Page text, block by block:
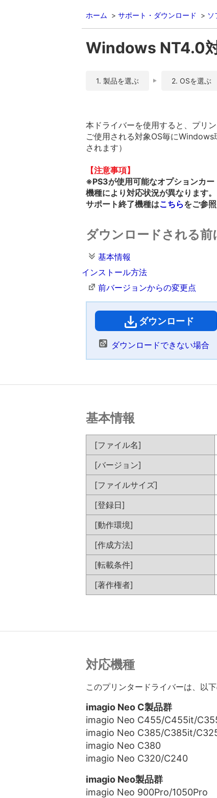
ホーム サポート・ダウンロード ソ
Windows NT4.0
1. 製品を選ぶ 2. OSを選ぶ
本ドライバーを使用すると、プリ
ご使用される対象OS毎に
されます）
【注意事項】
※PS3が使用可能なオプションカー
機種により対応状況が異なります。
サポート終了機種はこちらをご参照
ダウンロードされる
基本情報
インストール方法
前バージョンからの変更点
ダウンロード
ダウンロードできない場合
基本情報
[ファイル名]
[バージョン]
[ファイルサイズ]
[登録日]
[動作環境]
[作成方法]
[転載条件]
[著作権者]
対応機種
このプリンタードライバーは、以
imagio Neo C製品群
imagio Neo C455/C455it/
imagio Neo C385/C385it/
imagio Neo C380
imagio Neo C320/C240
imagio Neo製品群
imagio Neo 900Pro/1050Pro